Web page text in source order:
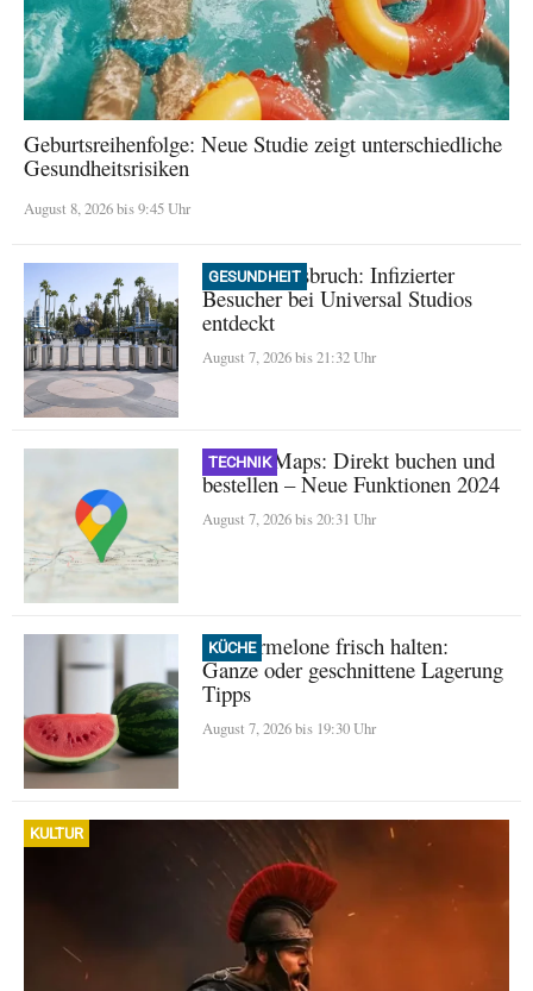
Geburtsreihenfolge: Neue Studie zeigt unterschiedliche
Gesundheitsrisiken
August 8, 2026 bis 9:45 Uhr
GESUNDHEIT
Masern-Ausbruch: Infizierter
Besucher bei Universal Studios
entdeckt
August 7, 2026 bis 21:32 Uhr
TECHNIK
Google Maps: Direkt buchen und
bestellen – Neue Funktionen 2024
August 7, 2026 bis 20:31 Uhr
KÜCHE
Wassermelone frisch halten:
Ganze oder geschnittene Lagerung
Tipps
August 7, 2026 bis 19:30 Uhr
KULTUR